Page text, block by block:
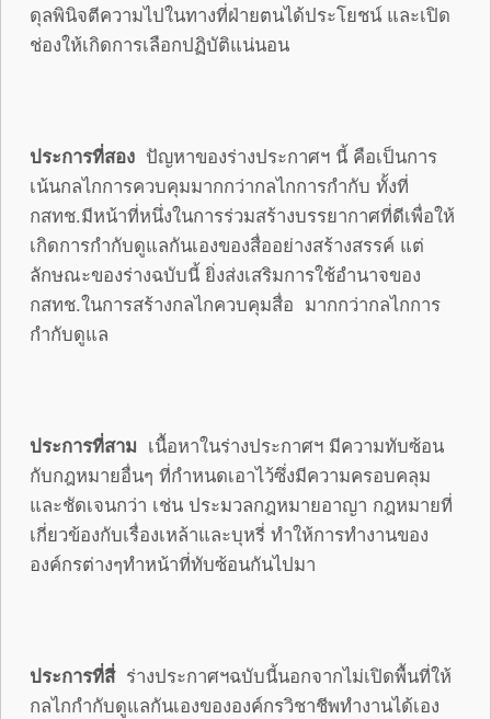
ดุลพินิจตีความไปในทางที่ฝ่ายตนได้ประโยชน์ และเปิด
ช่องให้เกิดการเลือกปฏิบัติแน่นอน
ประการที่สอง ปัญหาของร่างประกาศฯ นี้ คือเป็นการ
เน้นกลไกการควบคุมมากกว่ากลไกการกำกับ ทั้งที่
กสทช.มีหน้าที่หนึ่งในการร่วมสร้างบรรยากาศที่ดีเพื่อให้
เกิดการกำกับดูแลกันเองของสื่ออย่างสร้างสรรค์ แต่
ลักษณะของร่างฉบับนี้ ยิ่งส่งเสริมการใช้อำนาจของ
กสทช.ในการสร้างกลไกควบคุมสื่อ มากกว่ากลไกการ
กำกับดูแล
ประการที่สาม เนื้อหาในร่างประกาศฯ มีความทับซ้อน
กับกฎหมายอื่นๆ ที่กำหนดเอาไว้ซึ่งมีความครอบคลุม
และชัดเจนกว่า เช่น ประมวลกฎหมายอาญา กฎหมายที่
เกี่ยวข้องกับเรื่องเหล้าและบุหรี่ ทำให้การทำงานของ
องค์กรต่างๆทำหน้าที่ทับซ้อนกันไปมา
ประการที่สี่ ร่างประกาศฯฉบับนี้นอกจากไม่เปิดพื้นที่ให้
กลไกกำกับดูแลกันเองขององค์กรวิชาชีพทำงานได้เอง